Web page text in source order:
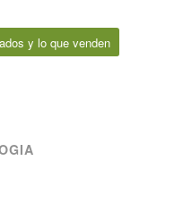
y lo que venden